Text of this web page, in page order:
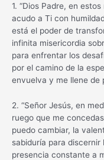
1. “Dios Padre, en
acudo a Ti con
está el poder de
infinita misericordia
para enfrentar los
por el camino de la
envuelva y me llene de
2. “Señor Jesús, en
ruego que me
puedo cambiar, la
sabiduría para
presencia constante a